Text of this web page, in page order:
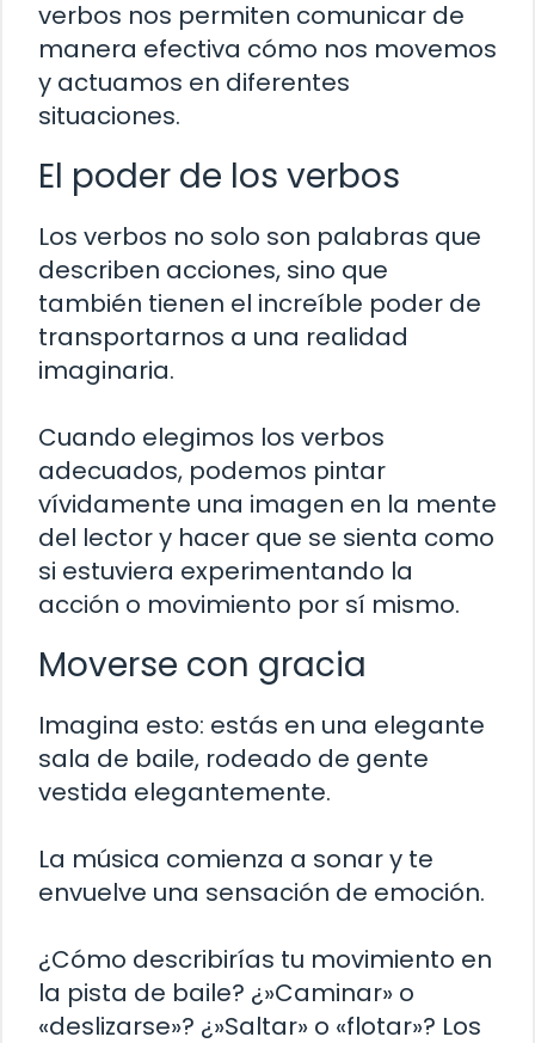
verbos nos permiten comunicar de
manera efectiva cómo nos movemos
y actuamos en diferentes
situaciones.
El poder de los verbos
Los verbos no solo son palabras que
describen acciones, sino que
también tienen el increíble poder de
transportarnos a una realidad
imaginaria.
Cuando elegimos los verbos
adecuados, podemos pintar
vívidamente una imagen en la mente
del lector y hacer que se sienta como
si estuviera experimentando la
acción o movimiento por sí mismo.
Moverse con gracia
Imagina esto: estás en una elegante
sala de baile, rodeado de gente
vestida elegantemente.
La música comienza a sonar y te
envuelve una sensación de emoción.
¿Cómo describirías tu movimiento en
la pista de baile? ¿»Caminar» o
«deslizarse»? ¿»Saltar» o «flotar»? Los